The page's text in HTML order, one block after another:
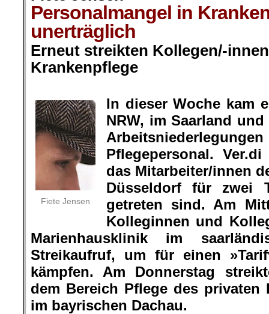
Personalmangel in
unerträglich
Erneut streikten Kollegen/-
Krankenpflege
Fiete Jensen
In dieser Woche kam
NRW, im Saarland
Pflegepersonal.
das Mitarbeiter/innen
Düsseldorf für zwei
getreten sind. Am
Kolleginnen und
Marienhausklinik im
Streikaufruf, um für einen
kämpfen. Am Donnerstag
dem Bereich Pflege des privaten
im bayrischen Dachau.